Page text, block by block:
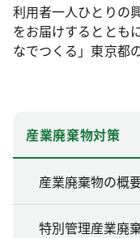
利用者一人ひとりの
をお届けするととも
なでつくる」東京都
産業廃棄物対策
産業廃棄物の概
特別管理産業廃